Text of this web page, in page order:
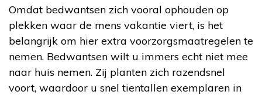
Omdat bedwantsen zich vooral ophouden op
plekken waar de mens vakantie viert, is het
belangrijk om hier extra voorzorgsmaatregelen te
nemen. Bedwantsen wilt u immers echt niet mee
naar huis nemen. Zij planten zich razendsnel
voort, waardoor u snel tientallen exemplaren in